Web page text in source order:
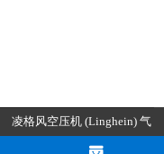
凌格风空压机 (Linghein) 气
ICP备2021072975号